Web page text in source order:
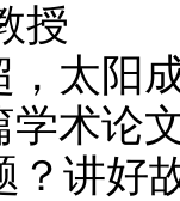
授
，太阳
学术论
？讲好